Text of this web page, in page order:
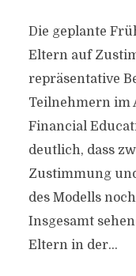
Die geplante
Eltern auf
repräsentative
Teilnehmern im
Financial
deutlich, dass
Zustimmung
des Modells
Insgesamt
Eltern in der...